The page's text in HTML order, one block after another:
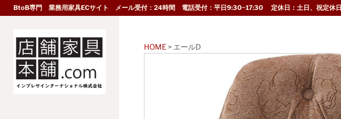
BtoB専門 業務用家具ECサイト メール受付：24時間 電話受付：平日9:30~17:30 定休日：土日、祝定休日
HOME > エールD